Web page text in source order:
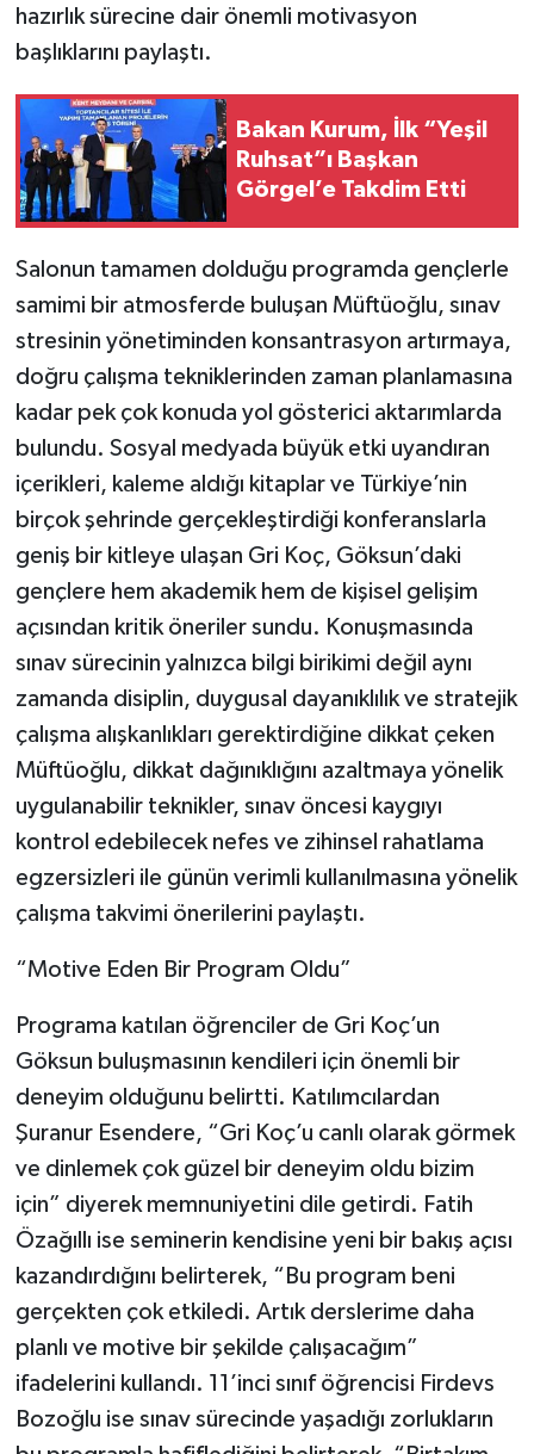
hazırlık sürecine dair önemli motivasyon
başlıklarını paylaştı.
Bakan Kurum, İlk “Yeşil
Ruhsat”ı Başkan
Görgel’e Takdim Etti
Salonun tamamen dolduğu programda gençlerle
samimi bir atmosferde buluşan Müftüoğlu, sınav
stresinin yönetiminden konsantrasyon artırmaya,
doğru çalışma tekniklerinden zaman planlamasına
kadar pek çok konuda yol gösterici aktarımlarda
bulundu. Sosyal medyada büyük etki uyandıran
içerikleri, kaleme aldığı kitaplar ve Türkiye’nin
birçok şehrinde gerçekleştirdiği konferanslarla
geniş bir kitleye ulaşan Gri Koç, Göksun’daki
gençlere hem akademik hem de kişisel gelişim
açısından kritik öneriler sundu. Konuşmasında
sınav sürecinin yalnızca bilgi birikimi değil aynı
zamanda disiplin, duygusal dayanıklılık ve stratejik
çalışma alışkanlıkları gerektirdiğine dikkat çeken
Müftüoğlu, dikkat dağınıklığını azaltmaya yönelik
uygulanabilir teknikler, sınav öncesi kaygıyı
kontrol edebilecek nefes ve zihinsel rahatlama
egzersizleri ile günün verimli kullanılmasına yönelik
çalışma takvimi önerilerini paylaştı.
“Motive Eden Bir Program Oldu”
Programa katılan öğrenciler de Gri Koç’un
Göksun buluşmasının kendileri için önemli bir
deneyim olduğunu belirtti. Katılımcılardan
Şuranur Esendere, “Gri Koç’u canlı olarak görmek
ve dinlemek çok güzel bir deneyim oldu bizim
için” diyerek memnuniyetini dile getirdi. Fatih
Özağıllı ise seminerin kendisine yeni bir bakış açısı
kazandırdığını belirterek, “Bu program beni
gerçekten çok etkiledi. Artık derslerime daha
planlı ve motive bir şekilde çalışacağım”
ifadelerini kullandı. 11’inci sınıf öğrencisi Firdevs
Bozoğlu ise sınav sürecinde yaşadığı zorlukların